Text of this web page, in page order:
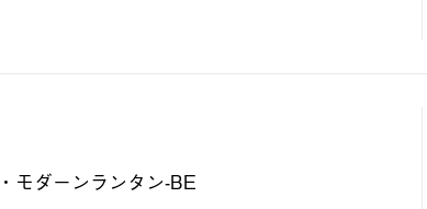
モダーンランタン-BE